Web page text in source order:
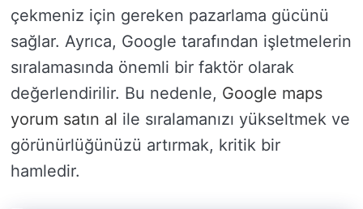
çekmeniz için gereken pazarlama gücünü
sağlar. Ayrıca, Google tarafından işletmelerin
sıralamasında önemli bir faktör olarak
değerlendirilir. Bu nedenle, Google maps
yorum satın al ile sıralamanızı yükseltmek ve
görünürlüğünüzü artırmak, kritik bir
hamledir.